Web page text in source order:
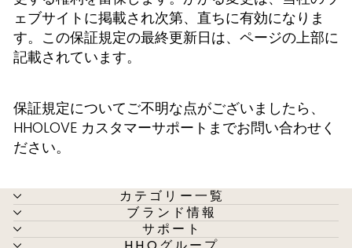
ェブサイトに掲載され次第、直ちに有効になりま
す。この保証規定の最終更新日は、ページの上部に
記載されています。
保証規定についてご不明な点がございましたら、
HHOLOVE カスタマーサポートまでお問い合わせく
ださい。
カテゴリー一覧
ブランド情報
サポート